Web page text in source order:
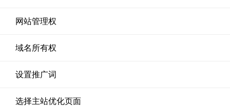
网站管理权
域名所有权
设置推广词
选择主站优化页面